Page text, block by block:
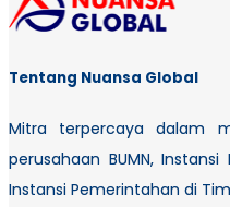
Tentang Nuansa Global
Mitra terpercaya dalam
perusahaan BUMN,
Instansi Pemerintahan di